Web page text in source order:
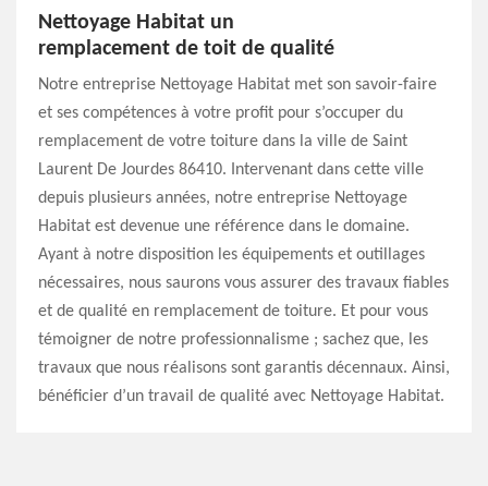
Nettoyage Habitat un
remplacement de toit de qualité
Notre entreprise Nettoyage Habitat met son savoir-faire
et ses compétences à votre profit pour s’occuper du
remplacement de votre toiture dans la ville de Saint
Laurent De Jourdes 86410. Intervenant dans cette ville
depuis plusieurs années, notre entreprise Nettoyage
Habitat est devenue une référence dans le domaine.
Ayant à notre disposition les équipements et outillages
nécessaires, nous saurons vous assurer des travaux fiables
et de qualité en remplacement de toiture. Et pour vous
témoigner de notre professionnalisme ; sachez que, les
travaux que nous réalisons sont garantis décennaux. Ainsi,
bénéficier d’un travail de qualité avec Nettoyage Habitat.